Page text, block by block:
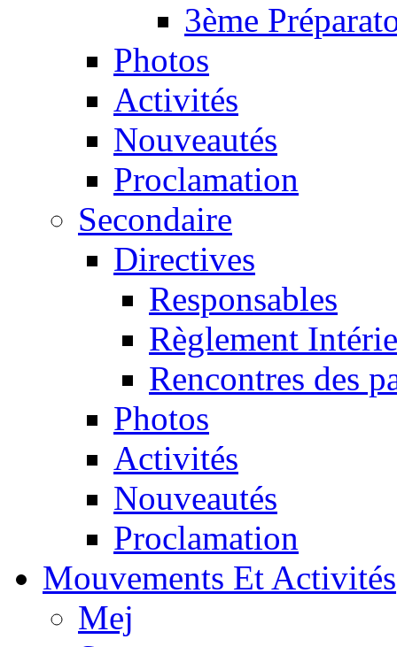
3ème
Photos
Activités
Nouveautés
Proclamation
Secondaire
Directives
Responsables
Règlement
Rencontres des
Photos
Activités
Nouveautés
Proclamation
Mouvements Et Activités
Mej